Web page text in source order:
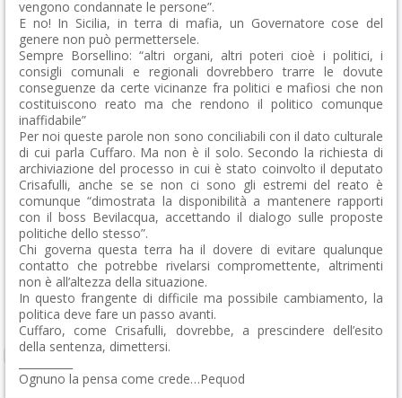
vengono condannate le persone”.
E no! In Sicilia, in terra di mafia, un Governatore cose del
genere non può permettersele.
Sempre Borsellino: “altri organi, altri poteri cioè i politici, i
consigli comunali e regionali dovrebbero trarre le dovute
conseguenze da certe vicinanze fra politici e mafiosi che non
costituiscono reato ma che rendono il politico comunque
inaffidabile”
Per noi queste parole non sono conciliabili con il dato culturale
di cui parla Cuffaro. Ma non è il solo. Secondo la richiesta di
archiviazione del processo in cui è stato coinvolto il deputato
Crisafulli, anche se se non ci sono gli estremi del reato è
comunque “dimostrata la disponibilità a mantenere rapporti
con il boss Bevilacqua, accettando il dialogo sulle proposte
politiche dello stesso”.
Chi governa questa terra ha il dovere di evitare qualunque
contatto che potrebbe rivelarsi compromettente, altrimenti
non è all’altezza della situazione.
In questo frangente di difficile ma possibile cambiamento, la
politica deve fare un passo avanti.
Cuffaro, come Crisafulli, dovrebbe, a prescindere dell’esito
della sentenza, dimettersi.
Ognuno la pensa come crede…Pequod